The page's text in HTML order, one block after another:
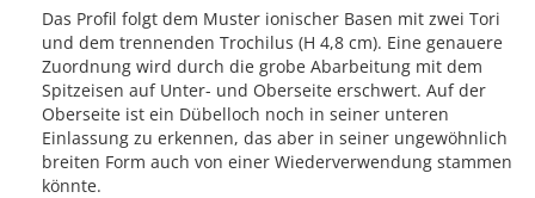
Das Profil folgt dem Muster ionischer Basen mit zwei Tori
und dem trennenden Trochilus (H 4,8 cm). Eine genauere
Zuordnung wird durch die grobe Abarbeitung mit dem
Spitzeisen auf Unter- und Oberseite erschwert. Auf der
Oberseite ist ein Dübelloch noch in seiner unteren
Einlassung zu erkennen, das aber in seiner ungewöhnlich
breiten Form auch von einer Wiederverwendung stammen
könnte.